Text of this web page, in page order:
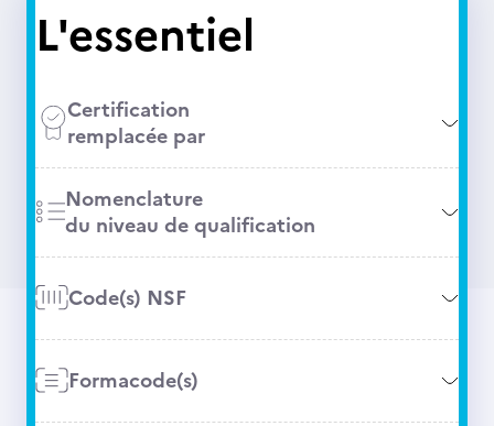
L'essentiel
Certification
remplacée par
Nomenclature
du niveau de qualification
Code(s) NSF
Formacode(s)